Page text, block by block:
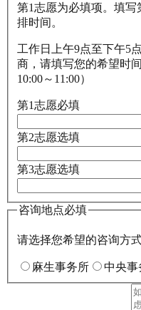
第1志愿为必填项。填
排时间。
工作日上午9点至下午5
商，请填写您的希望时
10:00～11:00）
第1志愿必填
第2志愿选填
第3志愿选填
咨询地点必填
请选择您希望的咨询方
麻生事务所 中央事